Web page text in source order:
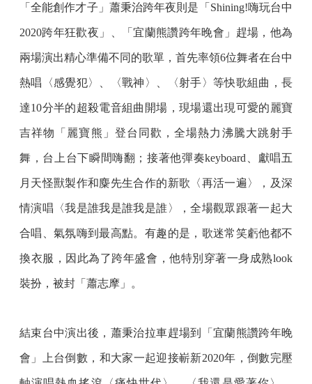
「全能創作才子」蕭秉治跨年夜則是「Shining!嗨玩台中
2020跨年狂歡夜」、「宜蘭熊讚跨年晚會」趕場，他為
兩場演出精心準備不同的歌單，首先率領6位舞者在台中
熱唱〈感覺犯〉、〈戰神〉、〈射手〉等快歌組曲，長
達10分半的超殺電音組曲開場，現場還出現可愛的麗寶
吉祥物「麗寶熊」登台同歡，全場熱力沸騰大跳射手
舞，台上台下瞬間嗨翻；接著他彈奏keyboard、獻唱五
月天怪獸製作和麋先生合作的新歌〈再活一遍〉，及深
情演唱〈我是誰我是誰我是誰〉，全場觀眾跟著一起大
合唱、氣氛嗨到最高點。有趣的是，歌迷常笑虧他都不
換衣服，因此為了跨年盛會，他特別穿著一身成熟look
裝扮，被封「蕭志摩」。
結束台中演出後，蕭秉治拉車趕場到「宜蘭熊讚跨年晚
會」上台倒數，和大家一起迎接嶄新2020年，倒數完壓